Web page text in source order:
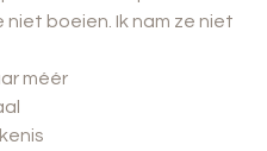
niet boeien. Ik nam ze niet
méér